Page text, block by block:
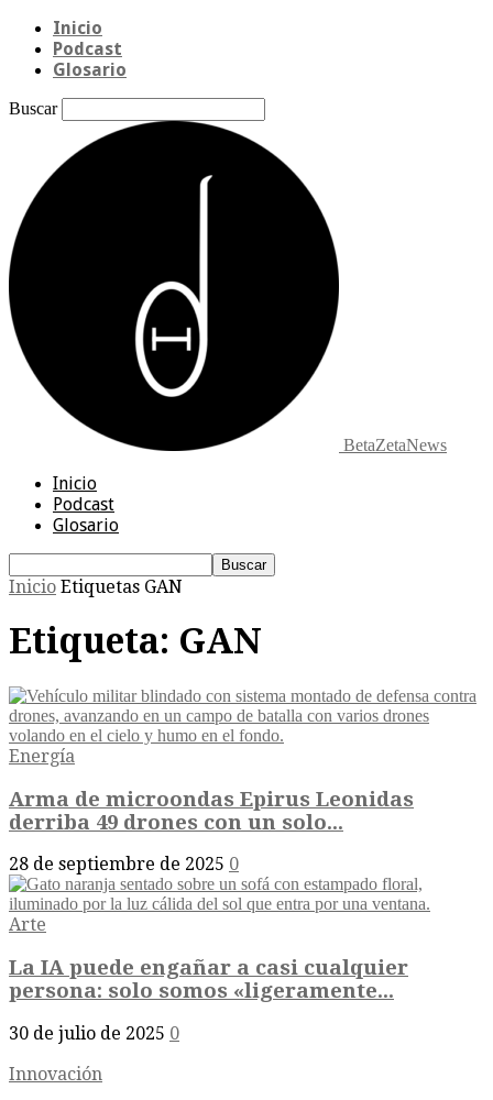
Inicio
Podcast
Glosario
Buscar
BetaZetaNews
Inicio
Podcast
Glosario
Inicio Etiquetas GAN
Etiqueta: GAN
Energía
Arma de microondas Epirus Leonidas
derriba 49 drones con un solo...
28 de septiembre de 2025 0
Arte
La IA puede engañar a casi cualquier
persona: solo somos «ligeramente...
30 de julio de 2025 0
Innovación